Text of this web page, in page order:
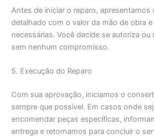
Antes de iniciar o reparo, apresentamos
detalhado com o valor da mão de obra
necessárias. Você decide se autoriza ou
sem nenhum compromisso.
5. Execução do Reparo
Com sua aprovação, iniciamos o
sempre que possível. Em casos onde
encomendar peças específicas,
entrega e retornamos para concluir o